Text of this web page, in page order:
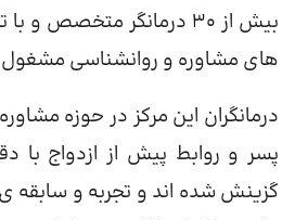
بیش از 30 درمانگر متخصص
های مشاوره و روانشناسی
درمانگران این مرکز در حوزه
پسر و روابط پیش از ازدواج
گزینش شده اند و تجربه و سابقه ی